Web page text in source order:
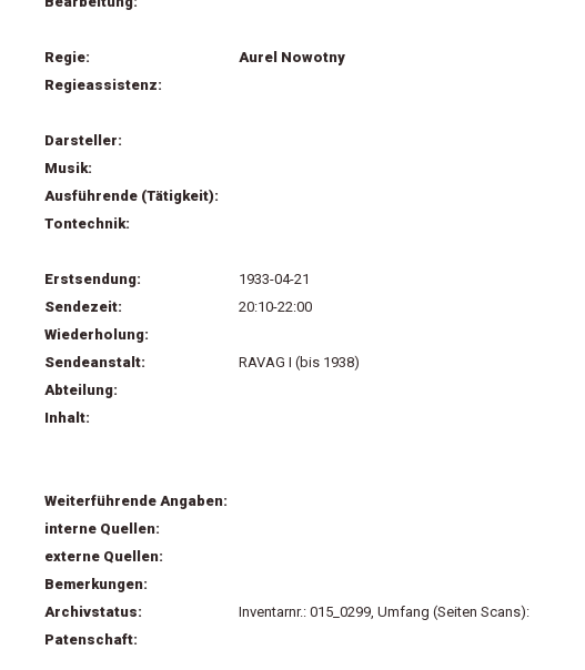
Regie:
Aurel Nowotny
Regieassistenz:
Darsteller:
Musik:
Ausführende (Tätigkeit):
Tontechnik:
Erstsendung:
1933-04-21
Sendezeit:
20:10-22:00
Wiederholung:
Sendeanstalt:
RAVAG I (bis 1938)
Abteilung:
Inhalt:
Weiterführende Angaben:
interne Quellen:
externe Quellen:
Bemerkungen:
Archivstatus:
Inventarnr.: 015_0299, Umfang (Seiten Scans):
Patenschaft: